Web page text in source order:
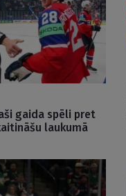
gaida spēli pret
laukumā